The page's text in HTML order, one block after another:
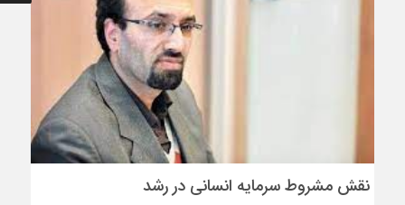
نقش مشروط سرمایه انسانی در رشد